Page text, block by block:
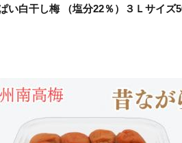
い白干し梅 （塩分22％）３Ｌサイ